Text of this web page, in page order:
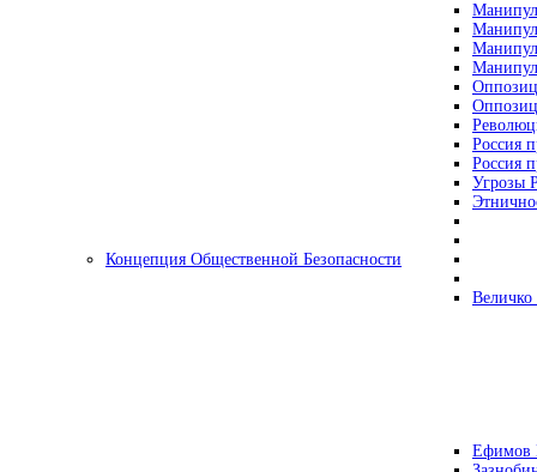
Россия
Россия
Угрозы
Концепция Общественной Безопасности
Ефимов